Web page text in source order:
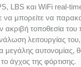
LBS και WiFi real-
να μπορείτε να
ακριβή τοποθεσία του
λειτουργίας
μεγάλης αυτονομίας,
άγχος της φόρτισης.